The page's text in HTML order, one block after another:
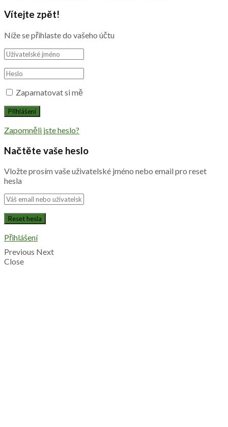
Vítejte zpět!
Níže se přihlaste do vašeho účtu
Zapamatovat si mě
Zapomněli jste heslo?
Načtěte vaše heslo
Vložte prosím vaše uživatelské jméno nebo email pro reset
hesla
Přihlášení
Previous Next
Close